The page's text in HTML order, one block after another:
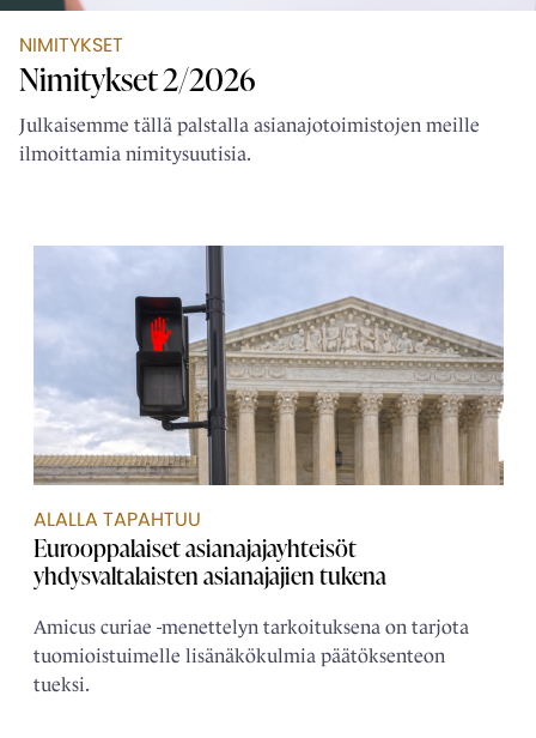
NIMITYKSET
Nimitykset 2/2026
Julkaisemme tällä palstalla asianajotoimistojen meille
ilmoittamia nimitysuutisia.
ALALLA TAPAHTUU
Eurooppalaiset asianajaja­yhteisöt
yhdysvaltalaisten asianajajien tukena
Amicus curiae -menettelyn tarkoituksena on tarjota
tuomioistuimelle lisänäkökulmia päätöksenteon
tueksi.